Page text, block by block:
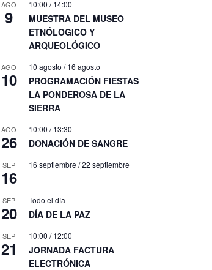
AGO
9
10:00 /14:00
MUESTRA DEL MUSEO
ETNÓLOGICO Y
ARQUEOLÓGICO
AGO
10
10 agosto /16 agosto
PROGRAMACIÓN FIESTAS
LA PONDEROSA DE LA
SIERRA
AGO
26
10:00 /13:30
DONACIÓN DE SANGRE
SEP
16
16 septiembre /22 septiembre
SEP
20
Todo el día
DÍA DE LA PAZ
SEP
21
10:00 /12:00
JORNADA FACTURA
ELECTRÓNICA